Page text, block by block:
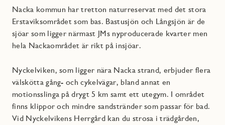
Nacka kommun har tretton naturreservat med det stora
Erstaviksområdet som bas. Bastusjön och Långsjön är de
sjöar som ligger närmast JMs nyproducerade kvarter men
hela Nackaområdet är rikt på insjöar.
Nyckelviken, som ligger nära Nacka strand, erbjuder flera
välskötta gång- och cykelvägar, bland annat en
motionsslinga på drygt 5 km samt ett utegym. I området
finns klippor och mindre sandstränder som passar för bad.
Vid Nyckelvikens Herrgård kan du strosa i trädgården,